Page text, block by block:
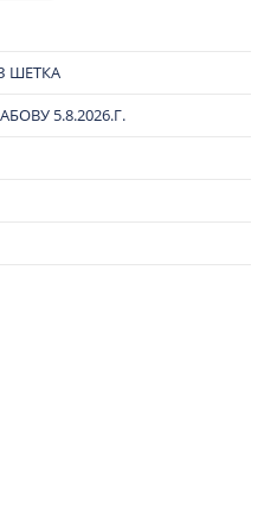
ШЕТКА
5.8.2026.Г.